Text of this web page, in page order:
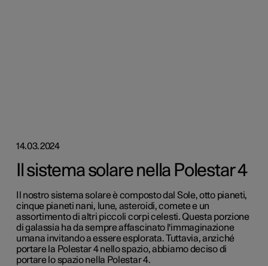
14.03.2024
Il sistema solare nella Polestar 4
Il nostro sistema solare è composto dal Sole, otto pianeti,
cinque pianeti nani, lune, asteroidi, comete e un
assortimento di altri piccoli corpi celesti. Questa porzione
di galassia ha da sempre affascinato l'immaginazione
umana invitando a essere esplorata. Tuttavia, anziché
portare la Polestar 4 nello spazio, abbiamo deciso di
portare lo spazio nella Polestar 4.